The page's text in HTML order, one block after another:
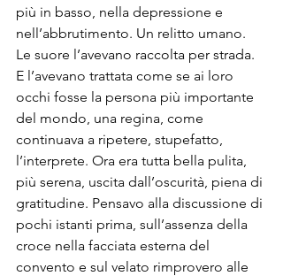
più in basso, nella depressione e
nell’abbrutimento. Un relitto umano.
Le suore l’avevano raccolta per strada.
E l’avevano trattata come se ai loro
occhi fosse la persona più importante
del mondo, una regina, come
continuava a ripetere, stupefatto,
l’interprete. Ora era tutta bella pulita,
più serena, uscita dall’oscurità, piena di
gratitudine. Pensavo alla discussione di
pochi istanti prima, sull’assenza della
croce nella facciata esterna del
convento e sul velato rimprovero alle